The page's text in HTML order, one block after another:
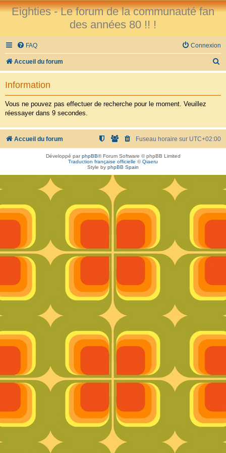
Eighties - Le forum de la communauté fan
des années 80 !! !
FAQ Connexion
Accueil du forum
e
r
c
Information
Vous ne pouvez pas effectuer de recherche pour le moment. Veuillez
réessayer dans 9 secondes.
Accueil du forum Fuseau horaire sur UTC+02:00
Développé parphpBB® Forum Software © phpBB Limited
Traduction française officielle ©Qiaeru
Style by phpBB Spain